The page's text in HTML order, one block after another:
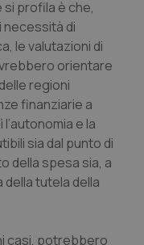
si profila è che,
necessità di
le valutazioni di
orientare
regioni
finanziarie a
e la
sia dal punto di
della spesa sia, a
della tutela della
casi, potrebbero